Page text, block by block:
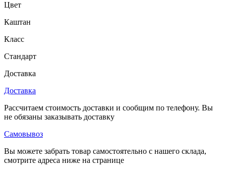
Цвет
Каштан
Класс
Стандарт
Доставка
Доставка
Рассчитаем стоимость доставки и сообщим по телефону. Вы
не обязаны заказывать доставку
Самовывоз
Вы можете забрать товар самостоятельно с нашего склада,
смотрите адреса ниже на странице